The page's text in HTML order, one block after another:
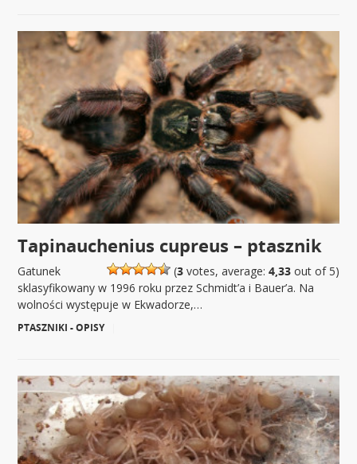
Tapinauchenius cupreus – ptasznik
(3votes, average: 4,33out of 5)
Gatunek
sklasyfikowany w 1996 roku przez Schmidt’a i Bauer’a. Na
wolności występuje w Ekwadorze,…
PTASZNIKI - OPISY